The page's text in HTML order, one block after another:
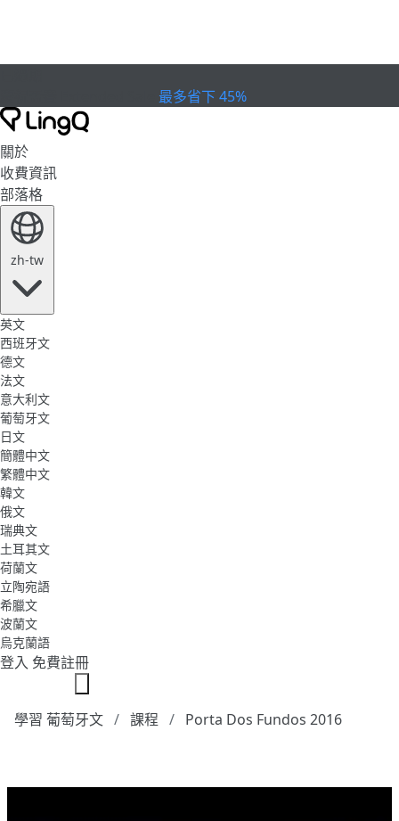
最多省下 45%
關於
收費資訊
部落格
zh-tw
英文
西班牙文
德文
法文
意大利文
葡萄牙文
日文
簡體中文
繁體中文
韓文
俄文
瑞典文
土耳其文
荷蘭文
立陶宛語
希臘文
波蘭文
烏克蘭語
登入 免費註冊
學習 葡萄牙文 課程 Porta Dos Fundos 2016